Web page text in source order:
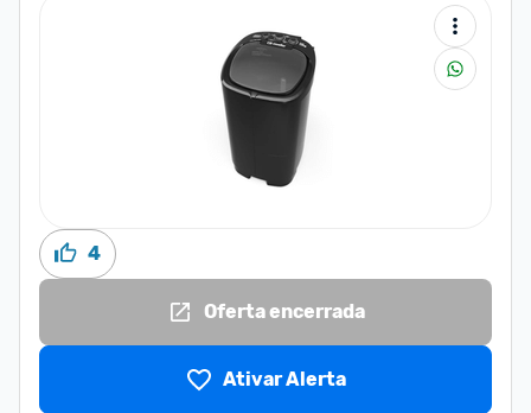
4
Oferta encerrada
Ativar Alerta